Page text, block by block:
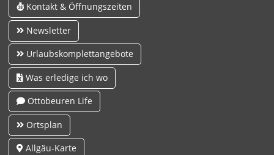
Kontakt & Öffnungszeiten
Newsletter
Urlaubskomplettangebote
Was erledige ich wo
Ottobeuren Life
Ortsplan
Allgäu-Karte